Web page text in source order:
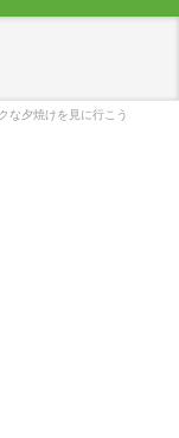
な夕焼けを見に行こう